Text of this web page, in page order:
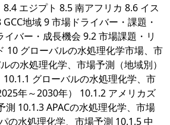
8.4 エジプト 8.5 南アフリカ 8.6 イス
地域 9 市場ドライバー・課題・
イバー・成長機会 9.2 市場課題・リ
10 グローバルの水処理化学市場、市
の水処理化学、市場予測（地域別）
10.1.1 グローバルの水処理化学、市
年～2030年） 10.1.2 アメリカズ
測 10.1.3 APACの水処理化学、市場
の水処理化学、市場予測 10.1.5 中